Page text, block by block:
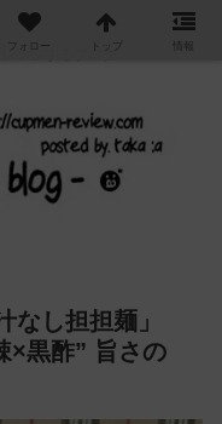
ンジするブログ
なし担担麺」
×黒酢” 旨さの
フォロー トップ 情報